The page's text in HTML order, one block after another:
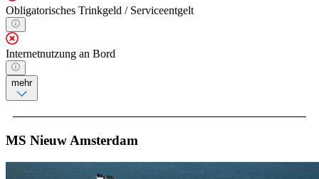
Obligatorisches Trinkgeld / Serviceentgelt
Internetnutzung an Bord
mehr
MS Nieuw Amsterdam